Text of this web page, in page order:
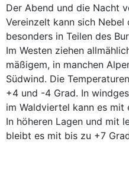
Der Abend und die Nacht
Vereinzelt kann sich
besonders in Teilen des
Im Westen ziehen
mäßigem, in manchen
Südwind. Die
+4 und -4 Grad. In
im Waldviertel kann es
In höheren Lagen und mit
bleibt es mit bis zu +7